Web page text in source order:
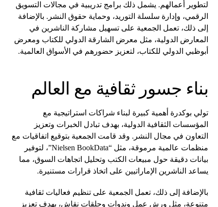
لتطوير أعمالهم. يشمل ذلك برامج تدريبية في مجالات التسويق
الرقمي، وإدارة سلسلة التوريد، وحماية حقوق النشر. بالإضافة
إلى ذلك، تعمل الجمعية على تسهيل مشاركة الناشرين في
المعارض الدولية، مثل معرض الشارقة الدولي للكتاب ومعرض
أبوظبي الدولي للكتاب، لتعزيز حضورهم في الأسواق العالمية.
بناء جسور ثقافية مع العالم
تولي بوكدرة أهمية كبيرة لبناء شراكات استراتيجية مع
المؤسسات الثقافية الدولية، بهدف تبادل الخبرات وتعزيز
التعاون في مجال النشر. وقد قامت الجمعية بتوقيع اتفاقيات مع
منظمات عالمية مرموقة، مثل “Nielsen BookData”، لتوفير
بيانات دقيقة حول مبيعات الكتب وتحليل اتجاهات السوق، مما
يساعد الناشرين الإماراتيين على اتخاذ قرارات مستنيرة.
بالإضافة إلى ذلك، تعمل الجمعية على تنظيم فعاليات ثقافية
متنوعة، مثل ورش عمل وندوات وحلقات نقاش، بهدف تعزيز